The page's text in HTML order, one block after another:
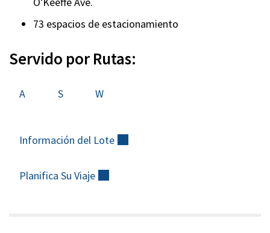
73 espacios de estacionamiento
Servido por Rutas:
A S W
Información del Lote
Planifica SuViaje